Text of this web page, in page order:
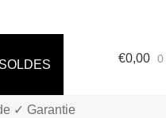
SOLDES €0,00 0
✓ Garantie